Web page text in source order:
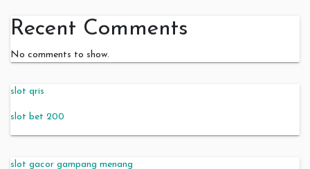
Recent Comments
No comments to show.
slot qris
slot bet 200
slot gacor gampang menang